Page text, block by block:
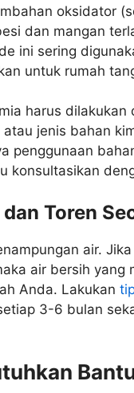
oksidator
dan mangan
ini sering
untuk rumah
harus
jenis bahan
penggunaan
konsultasikan
Toren
air.
air bersih yang
Anda. Lakukan
3-6 bulan